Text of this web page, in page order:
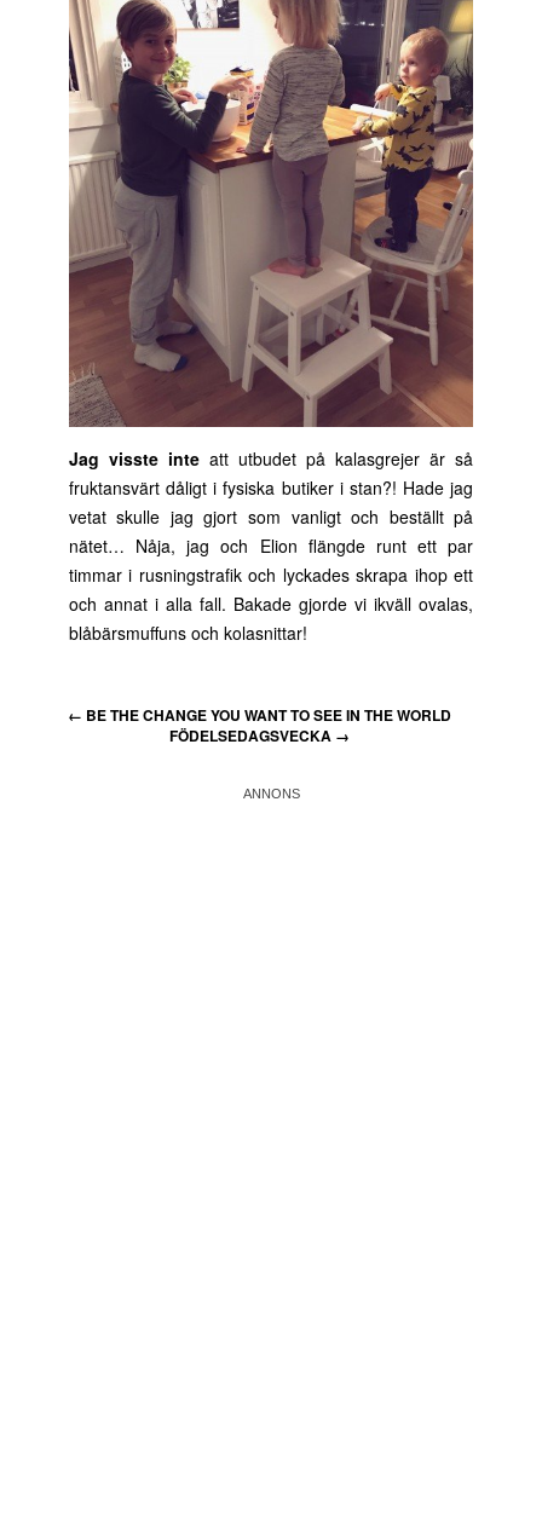
Jag visste inteatt utbudet på kalasgrejer är så
fruktansvärt dåligt i fysiska butiker i stan?! Hade jag
vetat skulle jag gjort som vanligt och beställt på
nätet… Nåja, jag och Elion flängde runt ett par
timmar i rusningstrafik och lyckades skrapa ihop ett
och annat i alla fall. Bakade gjorde vi ikväll ovalas,
blåbärsmuffuns och kolasnittar!
← BE THE CHANGE YOU WANT TO SEE IN THE WORLD
FÖDELSEDAGSVECKA →